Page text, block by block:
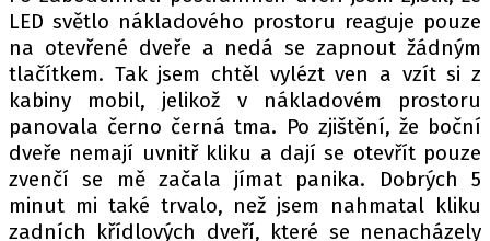
LED světlo nákladového prostoru reaguje pouze
na otevřené dveře a nedá se zapnout žádným
tlačítkem. Tak jsem chtěl vylézt ven a vzít si z
kabiny mobil, jelikož v nákladovém prostoru
panovala černo černá tma. Po zjištění, že boční
dveře nemají uvnitř kliku a dají se otevřít pouze
zvenčí se mě začala jímat panika. Dobrých 5
minut mi také trvalo, než jsem nahmatal kliku
zadních křídlových dveří, které se nenacházely